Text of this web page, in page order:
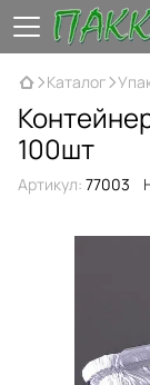
Каталог
100шт
Артикул: 77003